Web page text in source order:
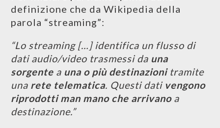
definizione che da Wikipedia della
parola “streaming”:
“Lo streaming […] identifica un flusso di
dati audio/video trasmessi da una
sorgente a una o più destinazionitramite
una rete telematica. Questi dati vengono
riprodotti man mano che arrivanoa
destinazione.”